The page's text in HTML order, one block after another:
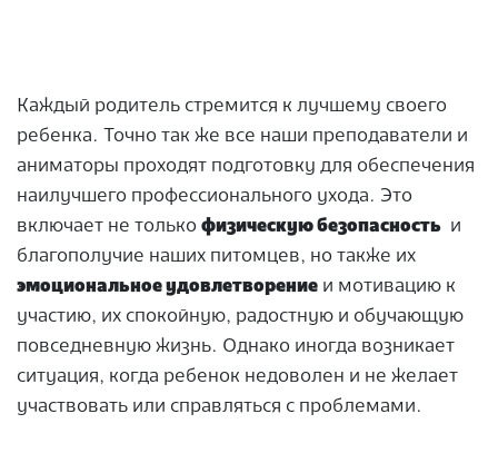
Каждый родитель стремится к лучшему своего
ребенка. Точно так же все наши преподаватели и
аниматоры проходят подготовку для обеспечения
наилучшего профессионального ухода. Это
включает не только физическую безопасность и
благополучие наших питомцев, но также их
эмоциональное удовлетворение и мотивацию к
участию, их спокойную, радостную и обучающую
повседневную жизнь. Однако иногда возникает
ситуация, когда ребенок недоволен и не желает
участвовать или справляться с проблемами.